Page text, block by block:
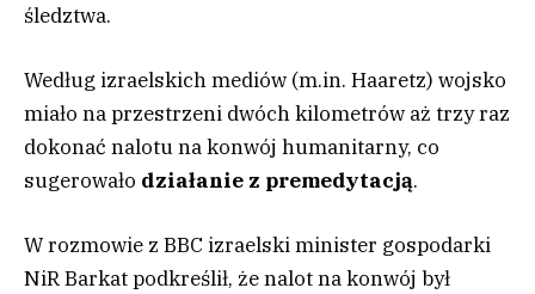
śledztwa.
Według izraelskich mediów (m.in. Haaretz) wojsko
miało na przestrzeni dwóch kilometrów aż trzy raz
dokonać nalotu na konwój humanitarny, co
sugerowało działanie z premedytacją.
W rozmowie z BBC izraelski minister gospodarki
NiR Barkat podkreślił, że nalot na konwój był